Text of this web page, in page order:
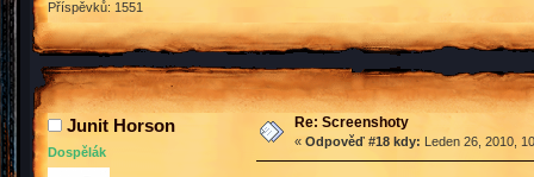
Příspěvků: 1551
Junit Horson
Dospělák
Re: Screenshoty
« Odpověď #18 kdy: Leden 26, 2010,